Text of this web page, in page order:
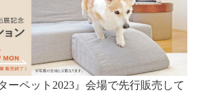
ーペット2023』会場で先行販売して